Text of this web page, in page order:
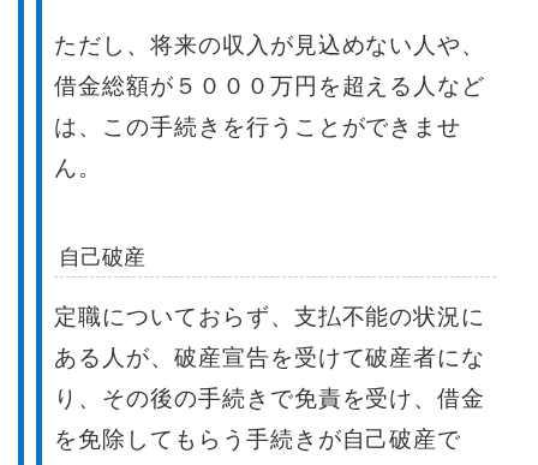
ただし、将来の収入が見込めない人や、
借金総額が５０００万円を超える人など
は、この手続きを行うことができませ
ん。
自己破産
定職についておらず、支払不能の状況に
ある人が、破産宣告を受けて破産者にな
り、その後の手続きで免責を受け、借金
を免除してもらう手続きが自己破産で